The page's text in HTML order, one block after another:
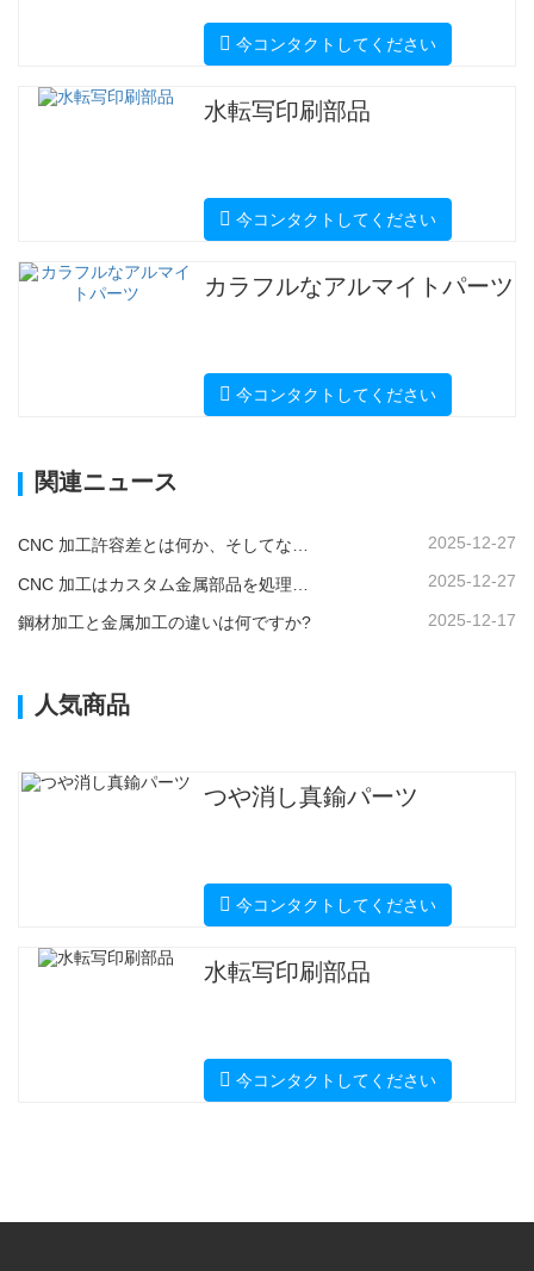
今コンタクトしてください
水転写印刷部品
今コンタクトしてください
カラフルなアルマイトパーツ
今コンタクトしてください
関連ニュース
CNC 加工許容差とは何か、そしてなぜそれが重要なのか? 2025-12-27
2025-12-27
鋼材加工と金属加工の違いは何ですか? 2025-12-17
人気商品
つや消し真鍮パーツ
今コンタクトしてください
水転写印刷部品
今コンタクトしてください